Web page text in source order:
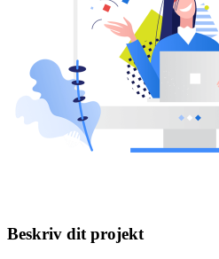
Beskriv dit projekt